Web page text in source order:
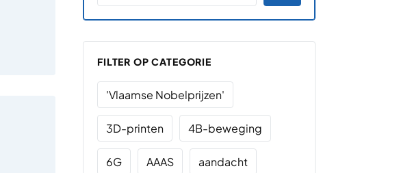
FILTER OP CATEGORIE
'Vlaamse Nobelprijzen'
3D-printen 4B-beweging
6G AAAS aandacht